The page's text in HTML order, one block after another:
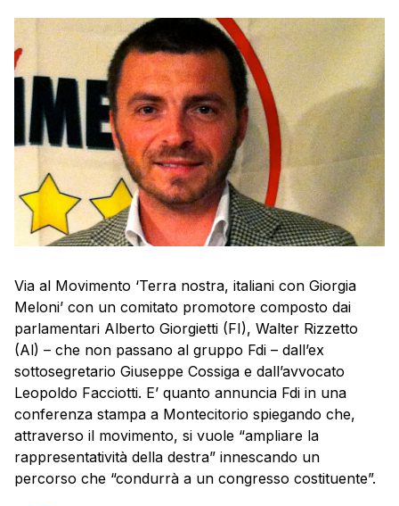
Via al Movimento ‘Terra nostra, italiani con Giorgia
Meloni’ con un comitato promotore composto dai
parlamentari Alberto Giorgietti (FI), Walter Rizzetto
(Al) – che non passano al gruppo Fdi – dall’ex
sottosegretario Giuseppe Cossiga e dall’avvocato
Leopoldo Facciotti. E’ quanto annuncia Fdi in una
conferenza stampa a Montecitorio spiegando che,
attraverso il movimento, si vuole “ampliare la
rappresentatività della destra” innescando un
percorso che “condurrà a un congresso costituente”.